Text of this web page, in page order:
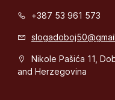
+387 53 961 573
Nikole Pašića 11,
and Herzegovina